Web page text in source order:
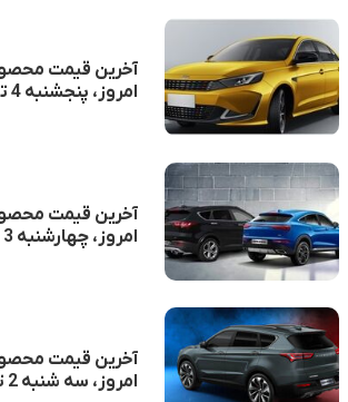
آخرین قیمت
امروز، پنجشنبه 4 تیرماه
آخرین قیمت
امروز، چهارشنبه 3 تیرماه
آخرین قیمت
امروز، سه شنبه 2 تیرماه